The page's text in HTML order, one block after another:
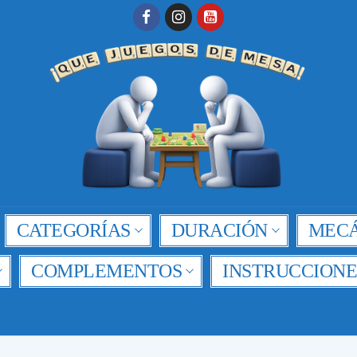
CATEGORÍAS DURACIÓN
COMPLEMENTOS